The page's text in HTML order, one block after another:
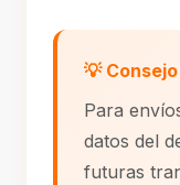
💡
Para
datos del
futuras